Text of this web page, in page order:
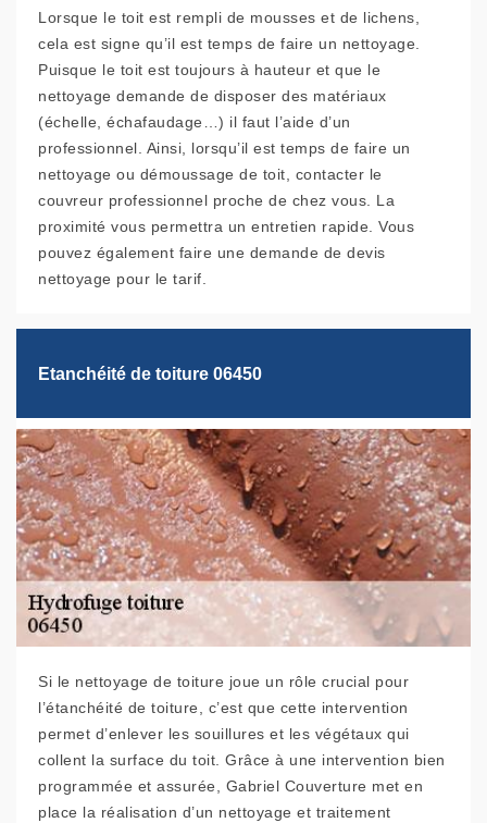
Lorsque le toit est rempli de mousses et de lichens,
cela est signe qu’il est temps de faire un nettoyage.
Puisque le toit est toujours à hauteur et que le
nettoyage demande de disposer des matériaux
(échelle, échafaudage…) il faut l’aide d’un
professionnel. Ainsi, lorsqu’il est temps de faire un
nettoyage ou démoussage de toit, contacter le
couvreur professionnel proche de chez vous. La
proximité vous permettra un entretien rapide. Vous
pouvez également faire une demande de devis
nettoyage pour le tarif.
Etanchéité de toiture 06450
Si le nettoyage de toiture joue un rôle crucial pour
l’étanchéité de toiture, c’est que cette intervention
permet d’enlever les souillures et les végétaux qui
collent la surface du toit. Grâce à une intervention bien
programmée et assurée, Gabriel Couverture met en
place la réalisation d’un nettoyage et traitement